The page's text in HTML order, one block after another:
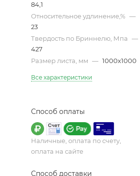
84,1
Относительное удлинение,% —
23
Твердость по Бриннелю, Мпа —
427
Размер листа, мм — 1000х1000
Все характеристики
Способ оплаты
Наличные, оплата по счету,
оплата на сайте
Способ доставки